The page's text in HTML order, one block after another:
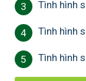
3 Tình hình
4 Tình hình
5 Tình hình